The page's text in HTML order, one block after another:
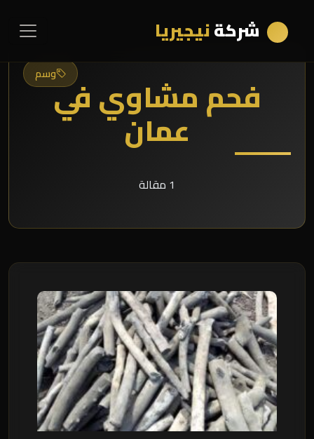
شركةنيجيريا
وسمفحم مشاوي في
عمان
1 مقالة